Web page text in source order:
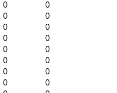
0
0
0
0
0
0
0
0
0
0
0
0
0
0
0
0